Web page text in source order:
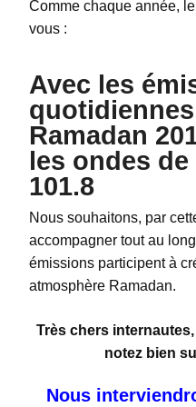
Comme chaque année,
vous :
Avec les
Ramadan
les ondes
101.8
Nous souhaitons, par
accompagner tout au
émissions participent à
atmosphère Ramadan.
Très chers
notez bien
Nous